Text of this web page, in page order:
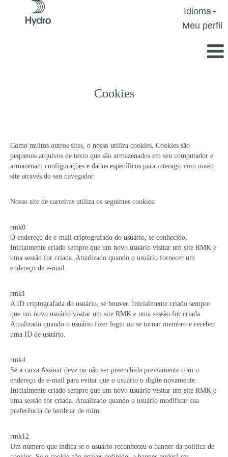
Idioma
Meu perfil
Cookies
Como muitos outros sites, o nosso utiliza cookies. Cookies são
pequenos arquivos de texto que são armazenados em seu computador e
armazenam configurações e dados específicos para interagir com nosso
site através do seu navegador.
Nosso site de carreiras utiliza os seguintes cookies:
rmk0
O endereço de e-mail criptografado do usuário, se conhecido.
Inicialmente criado sempre que um novo usuário visitar um site RMK e
uma sessão for criada. Atualizado quando o usuário fornecer um
endereço de e-mail.
rmk1
A ID criptografada do usuário, se houver. Inicialmente criado sempre
que um novo usuário visitar um site RMK e uma sessão for criada.
Atualizado quando o usuário fizer login ou se tornar membro e receber
uma ID de usuário.
rmk4
Se a caixa Assinar deve ou não ser preenchida previamente com o
endereço de e-mail para evitar que o usuário o digite novamente.
Inicialmente criado sempre que um novo usuário visitar um site RMK e
uma sessão for criada. Atualizado quando o usuário modificar sua
preferência de lembrar de mim.
rmk12
Um número que indica se o usuário reconheceu o banner da política de